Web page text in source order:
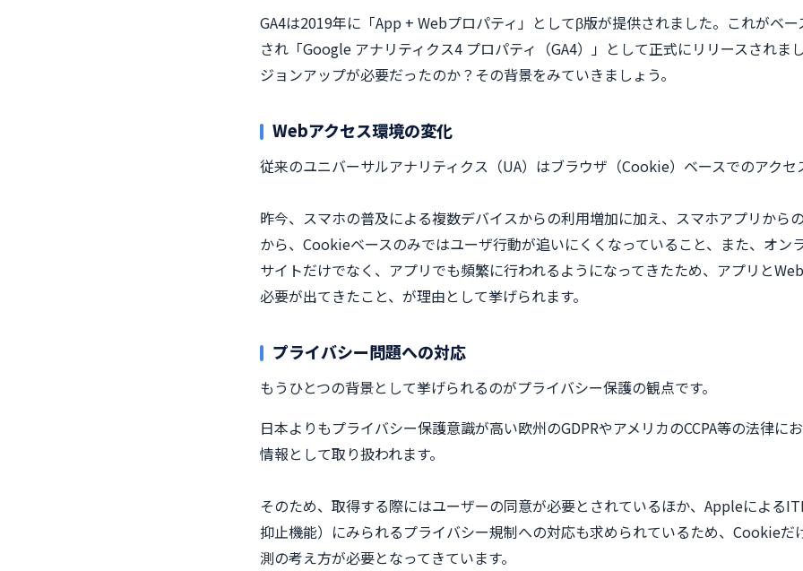
GA4は2019年に「App + Webプロパティ」としてβ版が提供されました。これがベ
され「Google アナリティクス4 プロパティ（GA4）」として正式にリリースされま
ジョンアップが必要だったのか？その背景をみていきましょう。
Webアクセス環境の変化
従来のユニバーサルアナリティクス（UA）はブラウザ（Cookie）ベースでのアクセ
昨今、スマホの普及による複数デバイスからの利用増加に加え、スマホアプリから
から、Cookieベースのみではユーザ行動が追いにくくなっていること、また、オン
サイトだけでなく、アプリでも頻繁に行われるようになってきたため、アプリと
必要が出てきたこと、が理由として挙げられます。
プライバシー問題への対応
もうひとつの背景として挙げられるのがプライバシー保護の観点です。
日本よりもプライバシー保護意識が高い欧州のGDPRやアメリカのCCPA等の法律に
情報として取り扱われます。
そのため、取得する際にはユーザーの同意が必要とされているほか、Appleによる
抑止機能）にみられるプライバシー規制への対応も求められているため、Cookieだ
測の考え方が必要となってきています。